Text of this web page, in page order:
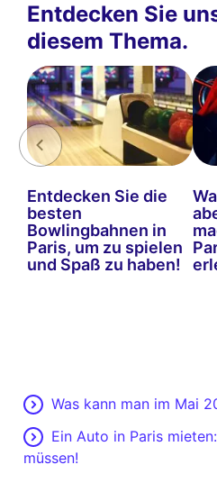
Entdecken Sie
diesem Thema.
Entdecken Sie die
besten
Bowlingbahnen in
Paris, um zu spielen
und Spaß zu haben!
Was kann man im Mai
Ein Auto in Paris
müssen!